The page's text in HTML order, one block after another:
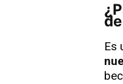
¿Para que es necesario la expedición del certificado
Es